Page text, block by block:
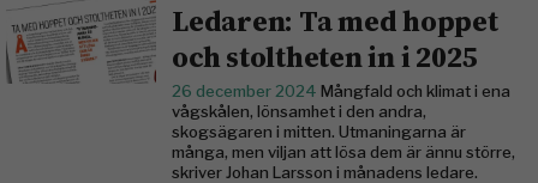
Ledaren: Ta med hoppet
och stoltheten in i 2025
26 december 2024 Mångfald och klimat i ena
vågskålen, lönsamhet i den andra,
skogsägaren i mitten. Utmaningarna är
många, men viljan att lösa dem är ännu större,
skriver Johan Larsson i månadens ledare.